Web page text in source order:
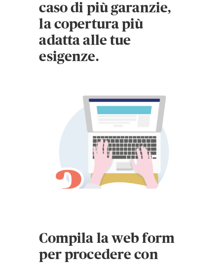
caso di più garanzie,
la copertura più
adatta alle tue
esigenze.
Compila la web form
per procedere con